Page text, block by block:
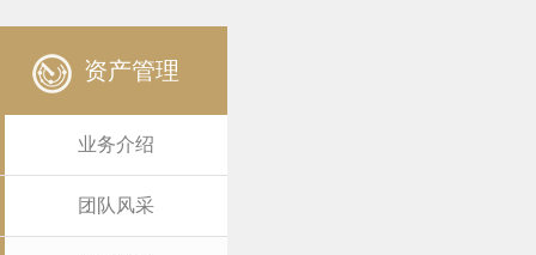
资产管理
业务介绍
团队风采